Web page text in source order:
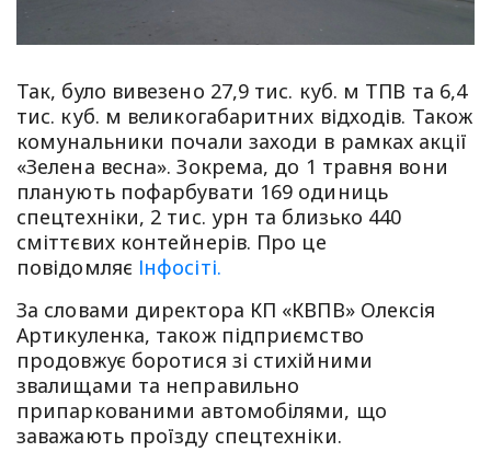
Так, було вивезено 27,9 тис. куб. м ТПВ та 6,4
тис. куб. м великогабаритних відходів. Також
комунальники почали заходи в рамках акції
«Зелена весна». Зокрема, до 1 травня вони
планують пофарбувати 169 одиниць
спецтехніки, 2 тис. урн та близько 440
сміттєвих контейнерів. Про це
повідомляє Інфосіті.
За словами директора КП «КВПВ» Олексія
Артикуленка, також підприємство
продовжує боротися зі стихійними
звалищами та неправильно
припаркованими автомобілями, що
заважають проїзду спецтехніки.